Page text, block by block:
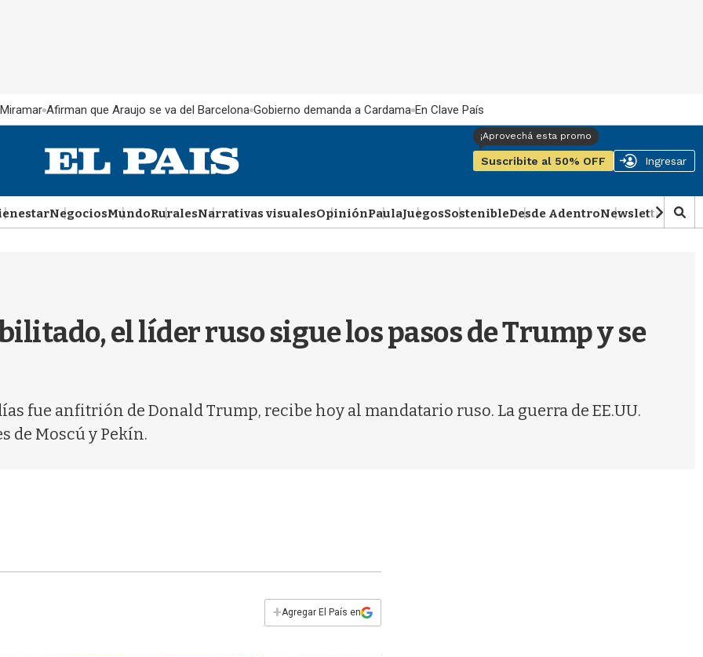
Afirman que Araujo se va del Barcelona Gobierno demanda a Cardama En Clave País
Suscribite al 50% OFF Ingresar
NegociosMundoRuralesNarrativas visualesOpiniónPaulaJuegosSostenibleDesde AdentroNewsletter
M
o
el líder ruso sigue los pasos de Trump y se
fue anfitrión de Donald Trump, recibe hoy al mandatario ruso. La guerra de EE.UU.
de Moscú y Pekín.
+Agregar El País en